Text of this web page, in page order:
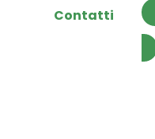
Contatti